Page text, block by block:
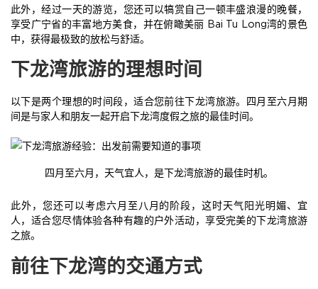
此外，经过一天的游览，您还可以犒赏自己一顿丰盛浪漫的晚餐，
享受广宁省的丰富地方美食，并在俯瞰美丽 Bai Tu Long湾的景色
中，获得最极致的放松与舒适。
下龙湾旅游的理想时间
以下是两个理想的时间段，适合您前往下龙湾旅游。四月至六月期
间是与家人和朋友一起开启下龙湾度假之旅的最佳时间。
四月至六月，天气宜人，是下龙湾旅游的最佳时机。
此外，您还可以考虑六月至八月的阶段，这时天气阳光明媚、宜
人，适合您尽情体验各种有趣的户外活动，享受完美的下龙湾旅游
之旅。
前往下龙湾的交通方式